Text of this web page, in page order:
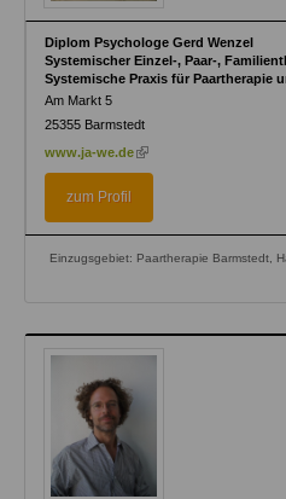
Diplom Psychologe Gerd Wenzel
Systemischer Einzel-, Paar-,
Systemische Praxis für Paartherapie
Am Markt 5
25355 Barmstedt
www.ja-we.de (link
zum Profil
Einzugsgebiet: Paartherapie Barmstedt,